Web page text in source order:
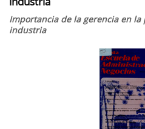
Importancia de la gerencia en la
industria